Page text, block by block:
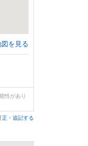
を見る
性があり
正・追記する